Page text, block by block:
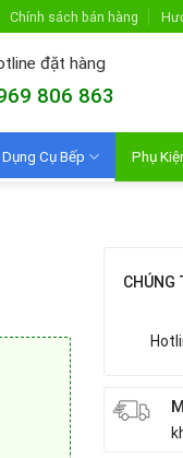
Chính sách bán hàng
đặt hàng
806 863
Dụng Cụ Bếp Phụ
CHÚNG